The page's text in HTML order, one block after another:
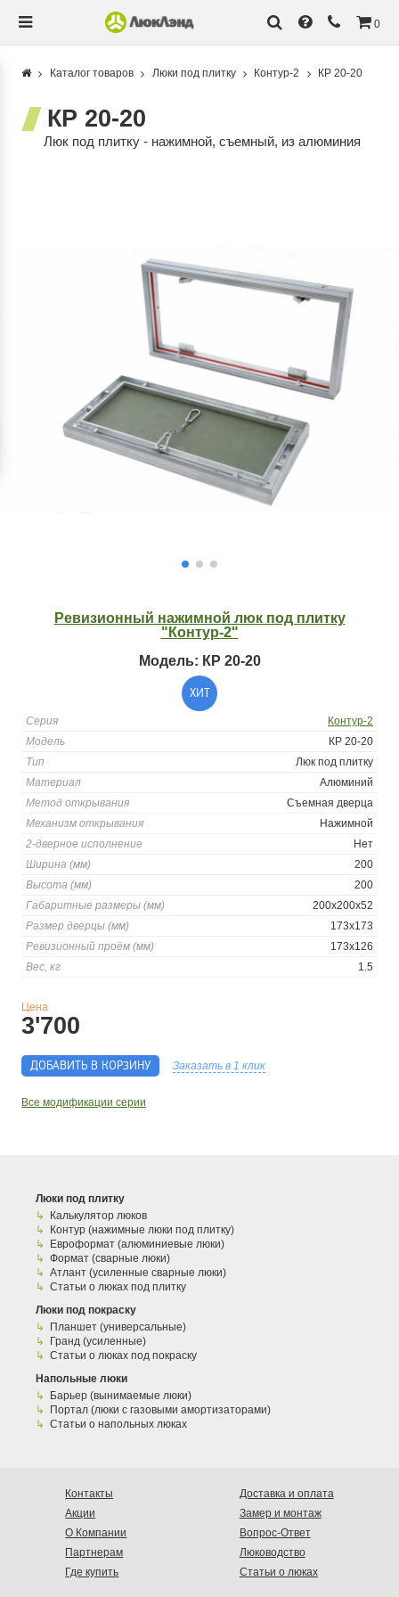
0
Каталог товаров Люки под плитку Контур-2 КР 20-20
КР 20-20
Люк под плитку - нажимной, съемный, из алюминия
Ревизионный нажимной люк под плитку
"Контур-2"
Модель: КР 20-20
ХИТ
Серия
Контур-2
Модель
КР 20-20
Тип
Люк под плитку
Материал
Алюминий
Метод открывания
Съемная дверца
Механизм открывания
Нажимной
2-дверное исполнение
Нет
Ширина (мм)
200
Высота (мм)
200
Габаритные размеры (мм)
200x200x52
Размер дверцы (мм)
173x173
Ревизионный проём (мм)
173х126
Вес, кг
1.5
Цена
3'700
ДОБАВИТЬ В КОРЗИНУ Заказать в 1 клик
Все модификации серии
Люки под плитку
Калькулятор люков
Контур (нажимные люки под плитку)
Евроформат (алюминиевые люки)
Формат (сварные люки)
Атлант (усиленные сварные люки)
Статьи о люках под плитку
Люки под покраску
Планшет (универсальные)
Гранд (усиленные)
Статьи о люках под покраску
Напольные люки
Барьер (вынимаемые люки)
Портал (люки с газовыми амортизаторами)
Статьи о напольных люках
Контакты
Акции
О Компании
Партнерам
Где купить
Доставка и оплата
Замер и монтаж
Вопрос-Ответ
Люководство
Статьи о люках